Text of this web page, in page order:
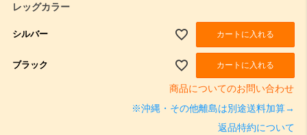
レッグカラー
シルバー カートに入れる
ブラック カートに入れる
商品についてのお問い合わせ
※沖縄・その他離島は別途送料加算→
返品特約について